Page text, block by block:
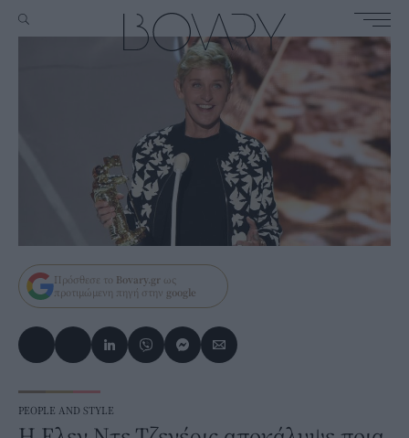
Πρόσθεσε το Bovary.gr ως
προτιμώμενη πηγή στην google
PEOPLE AND STYLE